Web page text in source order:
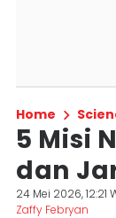
Home
5 Misi
dan
24 Mei 2026, 12:21
Zaffy Febryan